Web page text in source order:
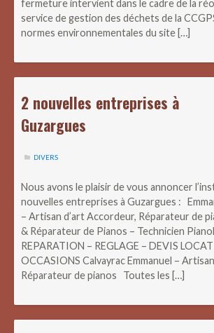
fermeture intervient dans le cadre de la
service de gestion des déchets de la
normes environnementales du site […]
2 nouvelles entreprises à
Guzargues
DIVERS
Nous avons le plaisir de vous annoncer
nouvelles entreprises à Guzargues :
– Artisan d’art Accordeur, Réparateur de
& Réparateur de Pianos – Technicien
REPARATION – REGLAGE – DEVIS
OCCASIONS Calvayrac Emmanuel –
Réparateur de pianos Toutes les […]